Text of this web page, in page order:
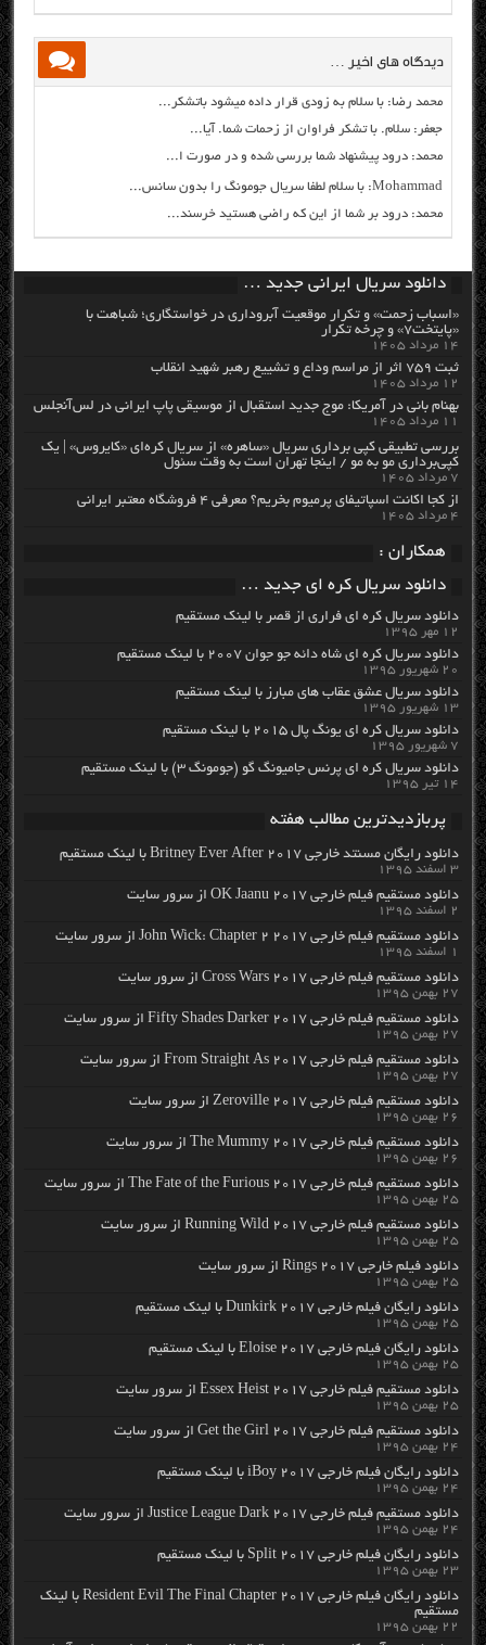
دیدگاه های اخیر …
محمد رضا: با سلام به زودی قرار داده میشود باتشکر...
جعفر: سلام. با تشکر فراوان از زحمات شما. آیا...
محمد: درود پیشنهاد شما بررسی شده و در صورت ا...
Mohammad: با سلام لطفا سریال جومونگ را بدون سانس...
محمد: درود بر شما از این که راضی هستید خرسند...
دانلود سریال ایرانی جدید …
«اسباب زحمت» و تکرار موقعیت آبروداری در خواستگاری؛ شباهت با
«پایتخت۷» و چرخه تکرار
۱۴ مرداد ۱۴۰۵
ثبت ۷۵۹ اثر از مراسم وداع و تشییع رهبر شهید انقلاب
۱۲ مرداد ۱۴۰۵
بهنام بانی در آمریکا: موج جدید استقبال از موسیقی پاپ ایرانی در لس‌آنجلس
۱۱ مرداد ۱۴۰۵
بررسی تطبیقی کپی برداری سریال «ساهره» از سریال کره‌ای «کایروس» | یک
کپی‌برداری مو به مو / اینجا تهران است به وقت سئول
۷ مرداد ۱۴۰۵
از کجا اکانت اسپاتیفای پرمیوم بخریم؟ معرفی ۴ فروشگاه معتبر ایرانی
۴ مرداد ۱۴۰۵
همکاران :
دانلود سریال کره ای جدید …
دانلود سریال کره ای فراری از قصر با لینک مستقیم
۱۲ مهر ۱۳۹۵
دانلود سریال کره ای شاه دائه جو جوان ۲۰۰۷ با لینک مستقیم
۲۰ شهریور ۱۳۹۵
دانلود سریال عشق عقاب های مبارز با لینک مستقیم
۱۳ شهریور ۱۳۹۵
دانلود سریال کره ای یونگ پال ۲۰۱۵ با لینک مستقیم
۷ شهریور ۱۳۹۵
دانلود سریال کره ای پرنس جامیونگ گو (جومونگ ۳) با لینک مستقیم
۱۴ تیر ۱۳۹۵
پربازدیدترین مطالب هفته
دانلود رایگان مسنتد خارجی Britney Ever After 2017 با لینک مستقیم
۳ اسفند ۱۳۹۵
دانلود مستقیم فیلم خارجی OK Jaanu 2017 از سرور سایت
۲ اسفند ۱۳۹۵
دانلود مستقیم فیلم خارجی John Wick: Chapter 2 2017 از سرور سایت
۱ اسفند ۱۳۹۵
دانلود مستقیم فیلم خارجی Cross Wars 2017 از سرور سایت
۲۷ بهمن ۱۳۹۵
دانلود مستقیم فیلم خارجی Fifty Shades Darker 2017 از سرور سایت
۲۷ بهمن ۱۳۹۵
دانلود مستقیم فیلم خارجی From Straight As 2017 از سرور سایت
۲۷ بهمن ۱۳۹۵
دانلود مستقیم فیلم خارجی Zeroville 2017 از سرور سایت
۲۶ بهمن ۱۳۹۵
دانلود مستقیم فیلم خارجی The Mummy 2017 از سرور سایت
۲۶ بهمن ۱۳۹۵
دانلود مستقیم فیلم خارجی The Fate of the Furious 2017 از سرور سایت
۲۵ بهمن ۱۳۹۵
دانلود مستقیم فیلم خارجی Running Wild 2017 از سرور سایت
۲۵ بهمن ۱۳۹۵
دانلود فیلم خارجی Rings 2017 از سرور سایت
۲۵ بهمن ۱۳۹۵
دانلود رایگان فیلم خارجی Dunkirk 2017 با لینک مستقیم
۲۵ بهمن ۱۳۹۵
دانلود رایگان فیلم خارجی Eloise 2017 با لینک مستقیم
۲۵ بهمن ۱۳۹۵
دانلود مستقیم فیلم خارجی Essex Heist 2017 از سرور سایت
۲۵ بهمن ۱۳۹۵
دانلود مستقیم فیلم خارجی Get the Girl 2017 از سرور سایت
۲۴ بهمن ۱۳۹۵
دانلود رایگان فیلم خارجی iBoy 2017 با لینک مستقیم
۲۴ بهمن ۱۳۹۵
دانلود مستقیم فیلم خارجی Justice League Dark 2017 از سرور سایت
۲۴ بهمن ۱۳۹۵
دانلود رایگان فیلم خارجی Split 2017 با لینک مستقیم
۲۳ بهمن ۱۳۹۵
دانلود رایگان فیلم خارجی Resident Evil The Final Chapter 2017 با لینک
مستقیم
۲۲ بهمن ۱۳۹۵